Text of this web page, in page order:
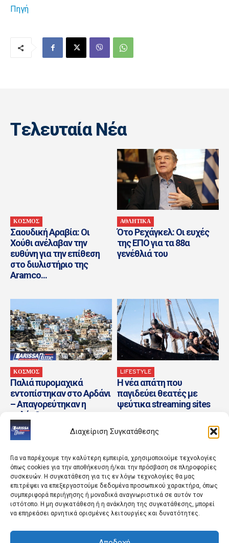
Διαχείριση Συγκατάθεσης
Για να παρέχουμε την καλύτερη εμπειρία, χρησιμοποιούμε τεχνολογίες
όπως cookies για την αποθήκευση ή/και την πρόσβαση σε πληροφορίες
συσκευών. Η συγκατάθεση για τις εν λόγω τεχνολογίες θα μας
επιτρέψει να επεξεργαστούμε δεδομένα προσωπικού χαρακτήρα, όπως
συμπεριφορά περιήγησης ή μοναδικά αναγνωριστικά σε αυτόν τον
ιστότοπο. Η μη συγκατάθεση ή η ανάκληση της συγκατάθεσης, μπορεί
να επηρεάσει αρνητικά ορισμένες λειτουργίες και δυνατότητες.
Πηγή
Tελευταία Nέα
ΚΟΣΜΟΣ
Σαουδική Αραβία: Οι
Χούθι ανέλαβαν την
ευθύνη για την επίθεση
στο διυλιστήριο της
Aramco...
ΑΘΛΗΤΙΚΑ
Ότο Ρεχάγκελ: Οι ευχές
της EΠΟ για τα 88α
γενέθλιά του
ΚΟΣΜΟΣ
Παλιά πυρομαχικά
εντοπίστηκαν στο Αρδάνι
– Απαγορεύτηκαν η
κολύμβηση και οι
θαλάσσιες
δραστηριότητες
LIFESTYLE
Η νέα απάτη που
παγιδεύει θεατές με
ψεύτικα streaming sites
ΚΟΣΜΟΣ ΚΟΣΜΟΣ